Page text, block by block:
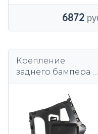
6872
Крепление
заднего бампера L
BMW 2 F22, F23, F87